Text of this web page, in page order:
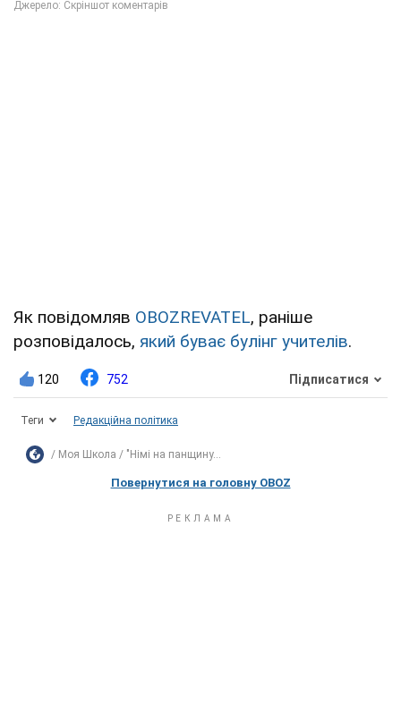
Як повідомляв OBOZREVATEL, раніше
розповідалось, який буває булінг учителів.
120 752 Підписатися
Теги Редакційна політика
Моя Школа "Німі на панщину...
Повернутися на головну OBOZ